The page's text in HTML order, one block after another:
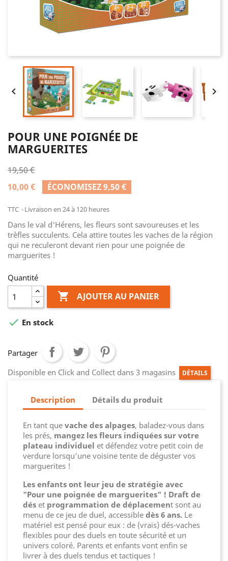
 
POUR UNE POIGNÉE DE
MARGUERITES
19,50 €
10,00 €
ÉCONOMISEZ 9,50 €
TTC Livraison en 24 à 120 heures
Dans le val d'Hérens, les fleurs sont savoureuses et les
trèfles succulents. Cela attire toutes les vaches de la région
qui ne reculeront devant rien pour une poignée de
marguerites !
Quantité
 AJOUTER AU PANIER
 En stock
Partager
Disponible en Click and Collect dans 3 magasins
DÉTAILS
Description Détails du produit
En tant que vache des alpages, baladez-vous dans
les prés, mangez les fleurs indiquées sur votre
plateau individuel et défendez votre petit coin de
verdure lorsqu'une voisine tente de déguster vos
marguerites !
Les enfants ont leur jeu de stratégie avec
"Pour une poignée de marguerites" ! Draft de
dés et programmation de déplacement sont au
menu de ce jeu de duel, accessible dès 6 ans. Le
matériel est pensé pour eux : de (vrais) dés-vaches
flexibles pour des duels en toute sécurité et un
univers coloré. Parents et enfants vont enfin se
livrer à des duels tendus et tactiques !